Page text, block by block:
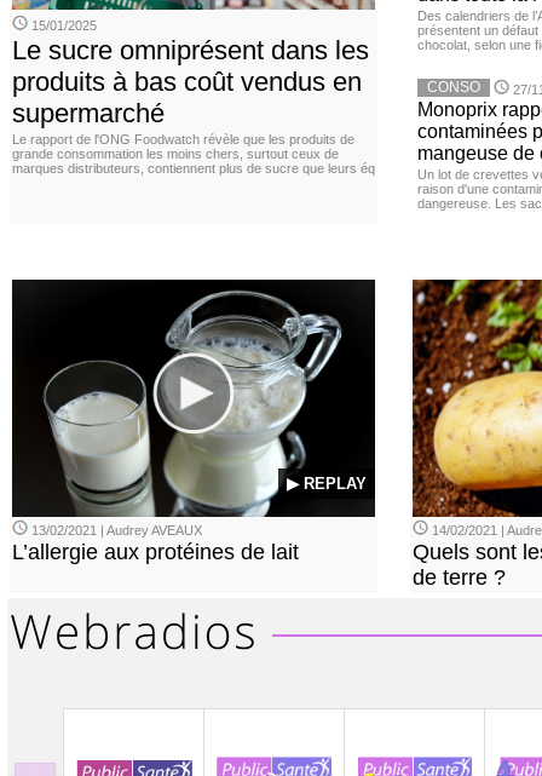
15/01/2025
Le sucre omniprésent dans les
produits à bas coût vendus en
supermarché
Le rapport de l'ONG Foodwatch révèle que les produits de
grande consommation les moins chers, surtout ceux de
marques distributeurs, contiennent plus de sucre que leurs éq
Des calendriers de
présentent un défaut
chocolat, selon une
CONSO 27/
Monoprix
contaminées
mangeuse de
Un lot de crevettes
raison d'une
dangereuse. Les
▶ REPLAY
13/02/2021 | Audrey AVEAUX
L’allergie aux protéines de lait
14/02/2021 |
Quels sont
de terre ?